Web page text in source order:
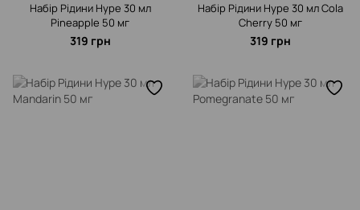
Набір Рідини Hype 30 мл
Pineapple 50 мг
319 грн
Набір Рідини Hype 30 мл Cola
Cherry 50 мг
319 грн